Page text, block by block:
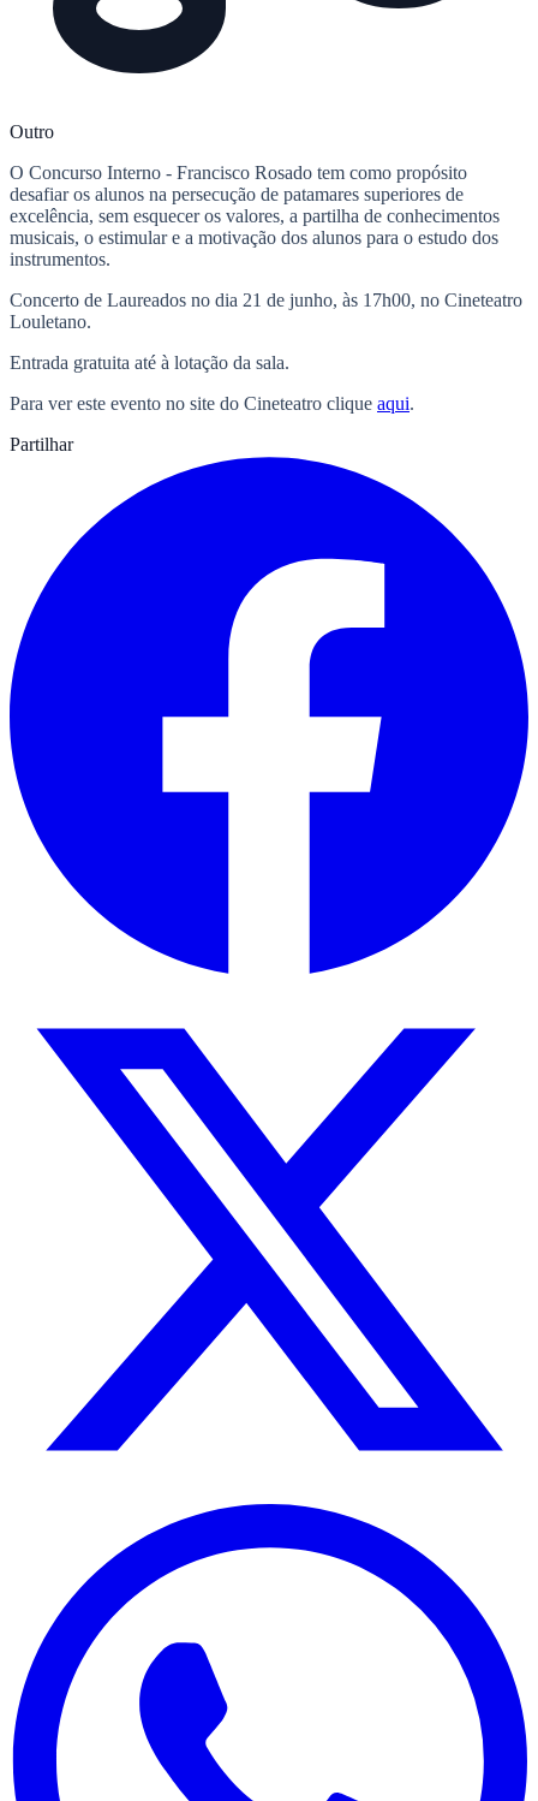
Outro
O Concurso Interno - Francisco Rosado tem como propósito
desafiar os alunos na persecução de patamares superiores de
excelência, sem esquecer os valores, a partilha de conhecimentos
musicais, o estimular e a motivação dos alunos para o estudo dos
instrumentos.
Concerto de Laureados no dia 21 de junho, às 17h00, no Cineteatro
Louletano.
Entrada gratuita até à lotação da sala.
Para ver este evento no site do Cineteatro clique aqui.
Partilhar